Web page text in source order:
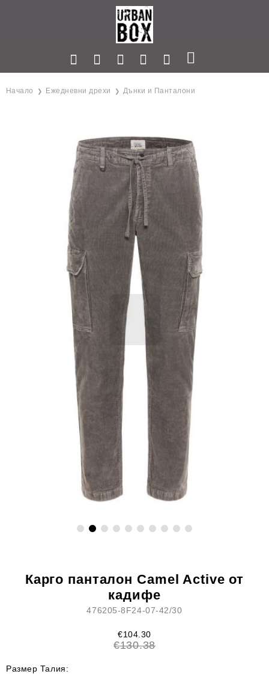
Начало Ежедневни дрехи Дънки и Панталони
Карго панталон Camel Active от
кадифе
476205-8F24-07-42/30
€104.30
€130.38
Размер Талия: